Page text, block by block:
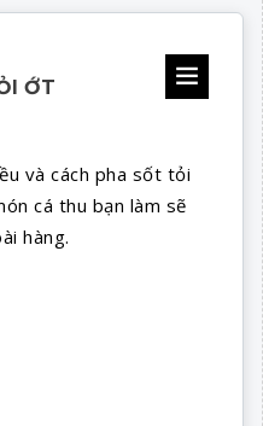
ỚT
và cách pha sốt tỏi
cá thu bạn làm sẽ
hàng.